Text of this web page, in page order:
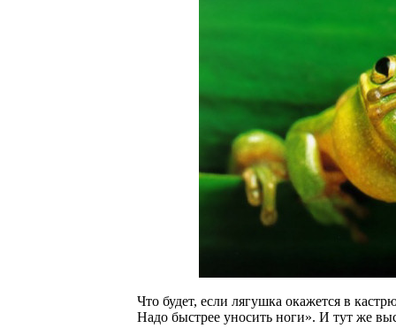
Что будет, если лягушка окажется в
Надо быстрее уносить ноги». И тут же